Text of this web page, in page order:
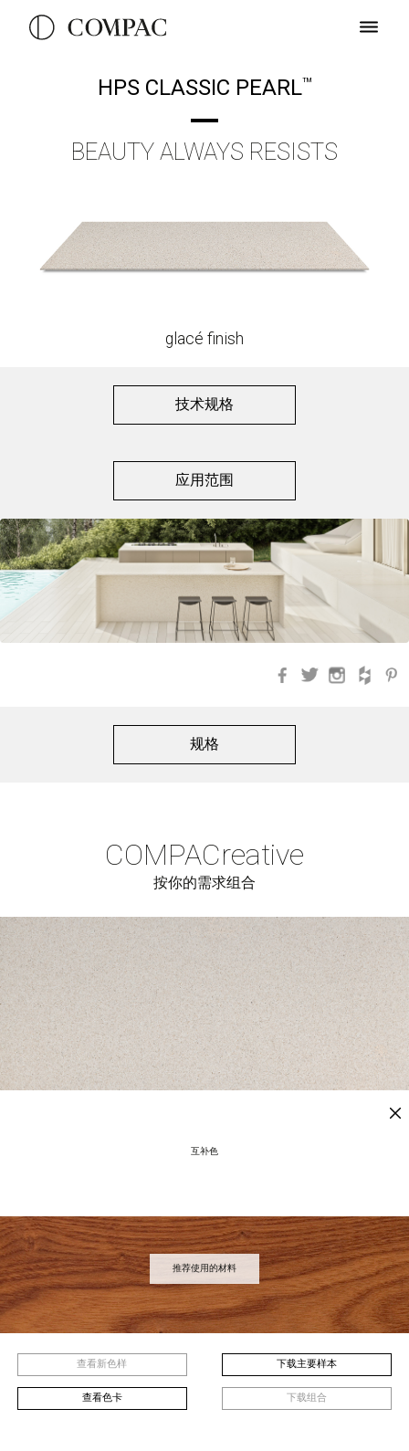
HPS CLASSIC PEARLTM
BEAUTY ALWAYS RESISTS
glacé finish
技术规格
应用范围
Facebook
Twitter
规格
COMPACreative
按你的需求组合
互补色
推荐使用的材料
查看新色样
查看色卡
下载主要样本
下载组合